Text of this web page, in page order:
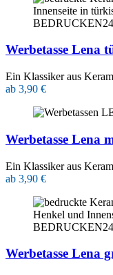
Werbetasse Lena
Ein Klassiker aus
ab 3,90 €
Werbetasse Lena
Ein Klassiker aus
ab 3,90 €
Werbetasse Lena